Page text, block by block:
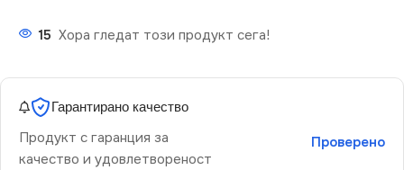
15 Хора гледат този продукт сега!
Гарантирано качество
Продукт с гаранция за
качество и удовлетвореност
Проверено